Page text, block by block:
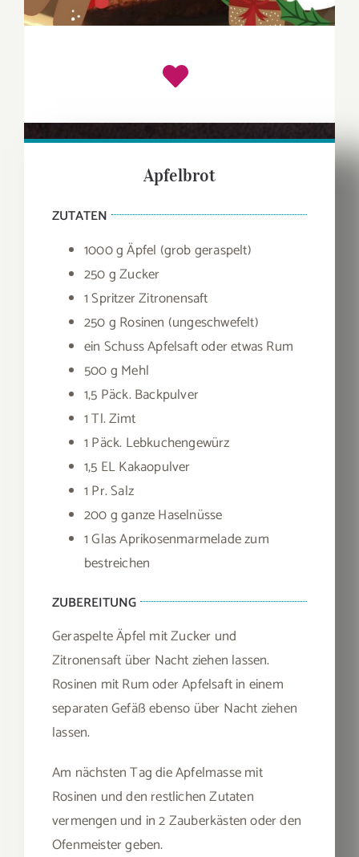
Apfelbrot
ZUTATEN
1000 g Äpfel (grob geraspelt)
250 g Zucker
1 Spritzer Zitronensaft
250 g Rosinen (ungeschwefelt)
ein Schuss Apfelsaft oder etwas Rum
500 g Mehl
1,5 Päck. Backpulver
1 Tl. Zimt
1 Päck. Lebkuchengewürz
1,5 EL Kakaopulver
1 Pr. Salz
200 g ganze Haselnüsse
1 Glas Aprikosenmarmelade zum
bestreichen
ZUBEREITUNG
Geraspelte Äpfel mit Zucker und
Zitronensaft über Nacht ziehen lassen.
Rosinen mit Rum oder Apfelsaft in einem
separaten Gefäß ebenso über Nacht ziehen
lassen.
Am nächsten Tag die Apfelmasse mit
Rosinen und den restlichen Zutaten
vermengen und in 2 Zauberkästen oder den
Ofenmeister geben.